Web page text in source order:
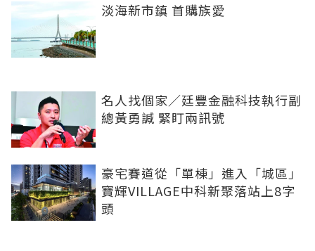
淡海新市鎮 首購族愛
名人找個家／廷豐金融科技執行副
總黃勇諴 緊盯兩訊號
豪宅賽道從「單棟」進入「城區」
寶輝VILLAGE中科新聚落站上8字
頭